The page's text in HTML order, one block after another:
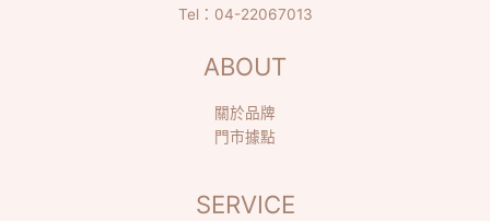
Tel： 04-22067013
ABOUT
關於品牌
門市據點
SERVICE